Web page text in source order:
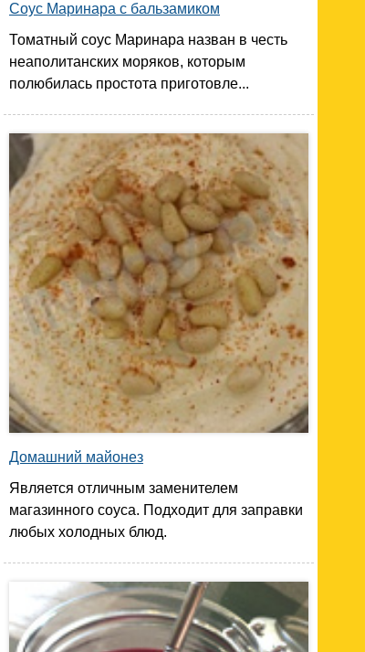
Соус Маринара с бальзамиком
Томатный соус Маринара назван в честь
неаполитанских моряков, которым
полюбилась простота приготовле...
Домашний майонез
Является отличным заменителем
магазинного соуса. Подходит для заправки
любых холодных блюд.